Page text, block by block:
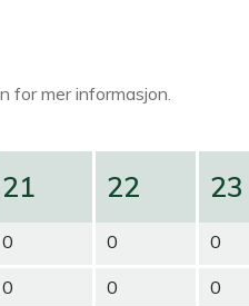
for mer informasjon.
21
0
0
22
0
0
23
0
0